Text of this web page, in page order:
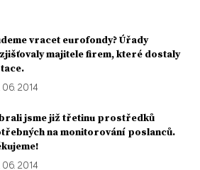
vracet eurofondy? Úřady
majitele firem, které dostaly
06. 2014
jsme již třetinu prostředků
na monitorování poslanců.
06. 2014